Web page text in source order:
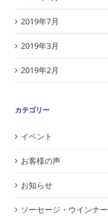
2019年7月
2019年3月
2019年2月
カテゴリー
イベント
お客様の声
お知らせ
ソーセージ・ウインナー